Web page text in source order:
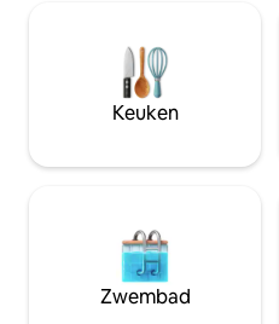
Park 🔥 Barbecue aan de rivier
tuin aan de rivier 🔒 Slechts
Keuken
Zwembad